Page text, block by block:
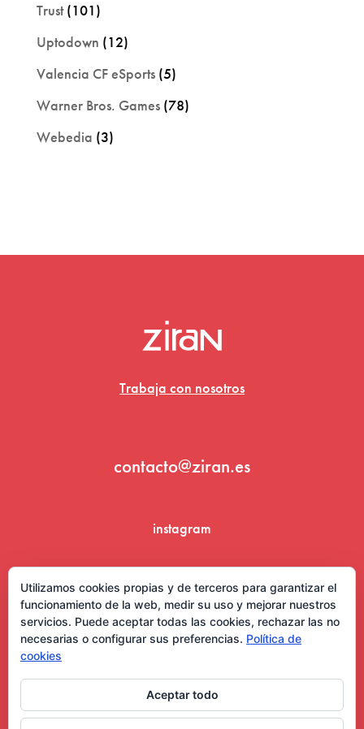
Trust(101)
Uptodown (12)
Valencia CF eSports(5)
Warner Bros. Games(78)
Webedia (3)
Trabaja con nosotros
contacto@ziran.es
instagram
Utilizamos cookies propias y de terceros para garantizar el
funcionamiento de la web, medir su uso y mejorar nuestros
servicios. Puede aceptar todas las cookies, rechazar las no
necesarias o configurar sus preferencias. Política de
cookies
Aceptar todo